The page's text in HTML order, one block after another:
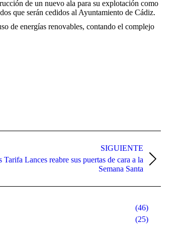
de un nuevo ala para su explotación como
que serán cedidos al Ayuntamiento de Cádiz.
de energías renovables, contando el complejo
SIGUIENTE
Lances reabre sus puertas de cara a la
Semana Santa
(46)
(25)